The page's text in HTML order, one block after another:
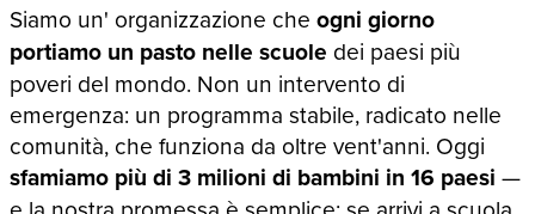
Siamo un' organizzazione che ogni giorno
portiamo un pasto nelle scuole dei paesi più
poveri del mondo. Non un intervento di
emergenza: un programma stabile, radicato nelle
comunità, che funziona da oltre vent'anni. Oggi
sfamiamo più di 3 milioni di bambini in 16 paesi —